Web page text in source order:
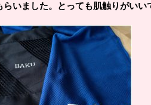
いました。とっても肌触りがいい